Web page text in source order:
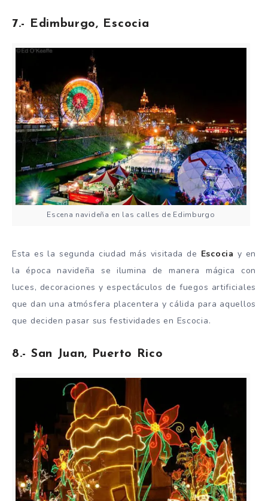
7.- Edimburgo, Escocia
Escena navideña en las calles de Edimburgo
Esta es la segunda ciudad más visitada de Escocia y en
la época navideña se ilumina de manera mágica con
luces, decoraciones y espectáculos de fuegos artificiales
que dan una atmósfera placentera y cálida para aquellos
que deciden pasar sus festividades en Escocia.
8.- San Juan, Puerto Rico